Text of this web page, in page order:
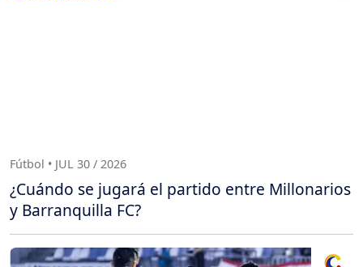
Fútbol • JUL 30 / 2026
¿Cuándo se jugará el partido entre Millonarios
y Barranquilla FC?